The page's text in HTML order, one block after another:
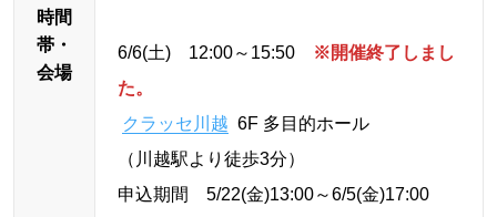
時間
帯・
会場
6/6(土) 12:00～15:50
※開催終了しまし
た。
クラッセ川越 6F 多目的ホール
（川越駅より徒歩3分）
申込期間 5/22(金)13:00～6/5(金)17:00